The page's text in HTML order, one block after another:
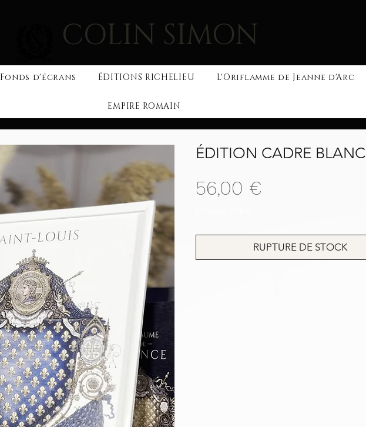
COLIN SIMON
Fonds d'écrans ÉDITIONS RICHELIEU L'Oriflamme de Jeanne d'Arc
EMPIRE ROMAIN
ÉDITION CADRE BLANC
56,00 €
RUPTURE DE STOCK